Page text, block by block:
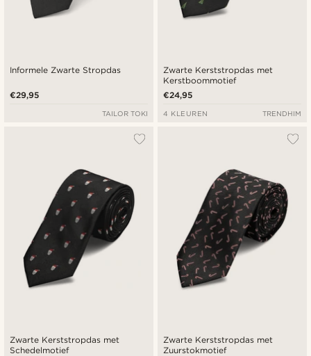
Informele Zwarte Stropdas
€29,95
TAILOR TOKI
Zwarte Kerststropdas met
Kerstboommotief
€24,95
4 KLEUREN TRENDHIM
Zwarte Kerststropdas met
Schedelmotief
Zwarte Kerststropdas met
Zuurstokmotief